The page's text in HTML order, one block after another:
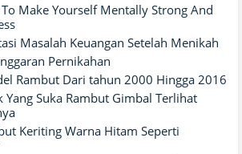
Make Yourself Mentally Strong And
Masalah Keuangan Setelah Menikah
Pernikahan
Rambut Dari tahun 2000 Hingga 2016
Yang Suka Rambut Gimbal Terlihat
Keriting Warna Hitam Seperti